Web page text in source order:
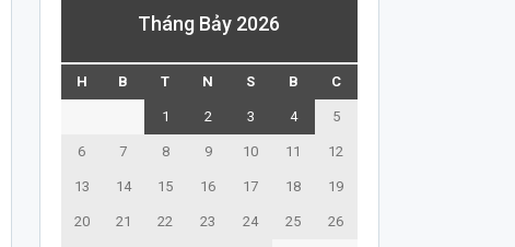
Tháng Bảy 2026
H B T N S B C
1 2 3 4 5
6 7 8 9 10 11 12
13 14 15 16 17 18 19
20 21 22 23 24 25 26